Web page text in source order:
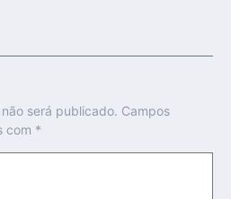
será publicado. Campos
com *